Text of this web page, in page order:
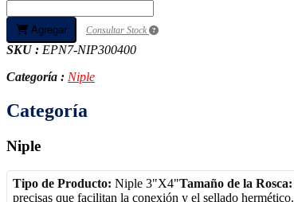
Agregar Consultar Stock
SKU : EPN7-NIP300400
Categoría : Niple
Categoría
Niple
Tipo de Producto: Niple 3"X4"Tamaño de la Rosca:
precisas que facilitan la conexión y el sellado hermético.